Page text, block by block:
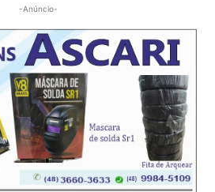
-Anúncio-